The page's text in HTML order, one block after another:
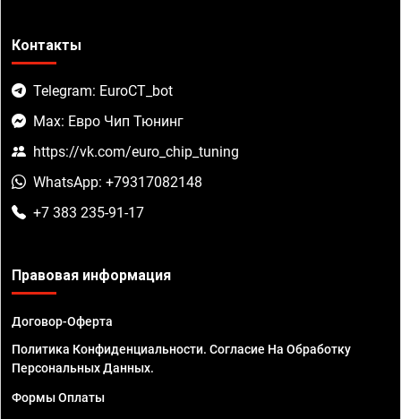
Контакты
Telegram: EuroCT_bot
Max: Евро Чип Тюнинг
https://vk.com/euro_chip_tuning
WhatsApp: +79317082148
+7 383 235-91-17
Правовая информация
Договор-Оферта
Политика Конфиденциальности. Согласие На Обработку
Персональных Данных.
Формы Оплаты